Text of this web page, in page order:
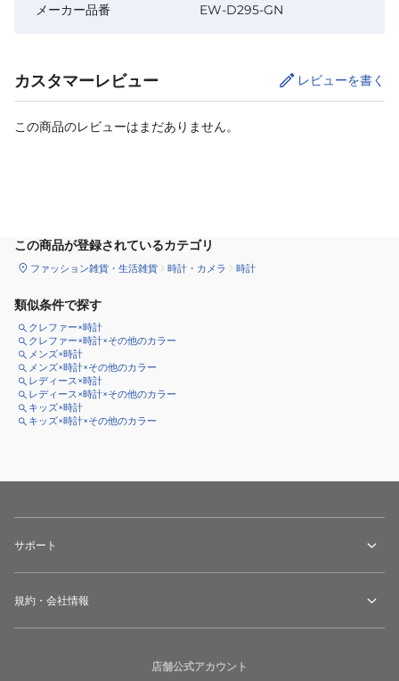
メーカー品番
EW-D295-GN
カスタマーレビュー レビューを書く
この商品のレビューはまだありません。
この商品が登録されているカテゴリ
ファッション雑貨・生活雑貨 時計・カメラ 時計
類似条件で探す
クレファー×時計
クレファー×時計×その他のカラー
メンズ×時計
メンズ×時計×その他のカラー
レディース×時計
レディース×時計×その他のカラー
キッズ×時計
キッズ×時計×その他のカラー
サポート
規約・会社情報
店舗公式アカウント